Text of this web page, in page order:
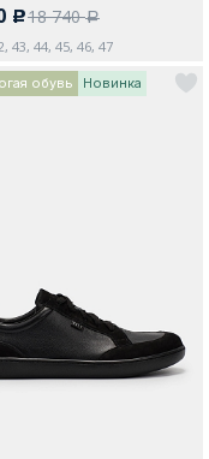
c18 740a
43, 44, 45, 46, 47
обувь Новинка